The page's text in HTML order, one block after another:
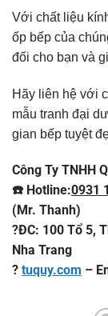
Với chất liệu
ốp bếp của
đối cho bạn và
Hãy liên hệ với
mẫu tranh đại
gian bếp tuyệt
Công Ty TNHH
☎️ Hotline:0931
(Mr. Thanh)
?ĐC: 100 Tổ 5,
Nha Trang
? tuquy.com –